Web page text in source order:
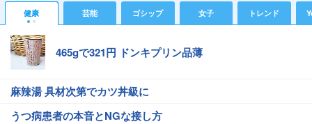
健康 芸能 ゴシップ 女子 トレンド
465gで321円 ドンキプリン品薄
麻辣湯 具材次第でカツ丼級に
うつ病患者の本音とNGな接し方